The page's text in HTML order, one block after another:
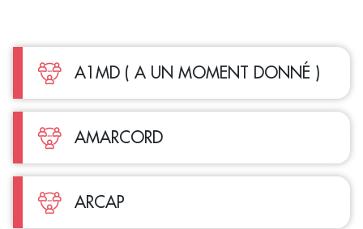
A1MD ( A UN MOMENT DONNÉ )
AMARCORD
ARCAP